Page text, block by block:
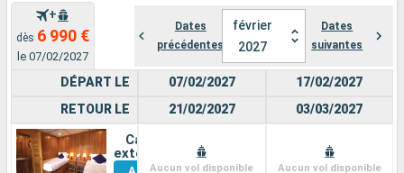
+
dès 6 990 €
le 07/02/2027
Dates
précédentes
février
2027
Dates
suivantes
DÉPART LE
RETOUR LE
Cabine
extérieure
Voir
07/02/2027
21/02/2027
Aucun vol disponible
17/02/2027
03/03/2027
Aucun vol disponible
Ports Compagnies
Rechercher